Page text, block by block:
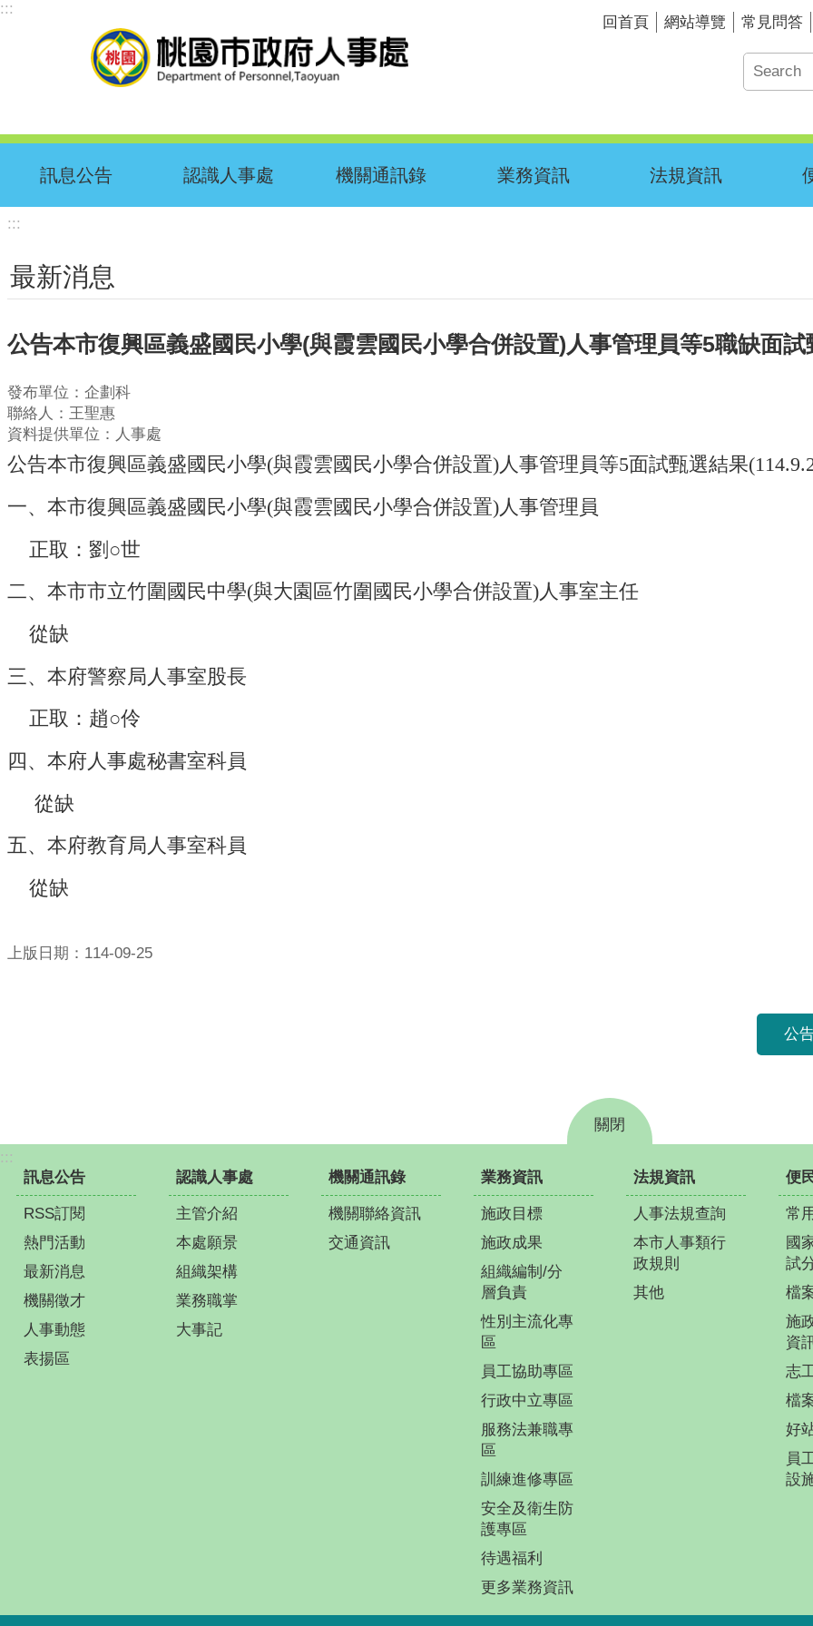
跳到主要內容區塊
:::
回首頁 網站導覽 常見問答
訊息公告 認識人事處 機關通訊錄 業務資訊 法規資訊
:::
最新消息
公告本市復興區義盛國民小學(與霞雲國民小學合併設置)人事管理員等5職缺面
發布單位：企劃科
聯絡人：王聖惠
資料提供單位：人事處
公告本市復興區義盛國民小學(與霞雲國民小學合併設置)人事管理員等5面試甄選結果
一、本市復興區義盛國民小學(與霞雲國民小學合併設置)人事管理員
正取：劉○世
二、本市市立竹圍國民中學(與大園區竹圍國民小學合併設置)人事室主任
從缺
三、本府警察局人事室股長
正取：趙○伶
四、本府人事處秘書室科員
從缺
五、本府教育局人事室科員
從缺
上版日期：114-09-25
公
關閉
:::
訊息公告
RSS訂閱
熱門活動
最新消息
機關徵才
人事動態
表揚區
認識人事處
主管介紹
本處願景
組織架構
業務職掌
大事記
機關通訊錄
機關聯絡資訊
交通資訊
業務資訊
施政目標
施政成果
組織編制/分
層負責
性別主流化專
區
員工協助專區
行政中立專區
服務法兼職專
區
訓練進修專區
安全及衛生防
護專區
待遇福利
更多業務資訊
法規資訊
人事法規查詢
本市人事類行
政規則
其他
便
常
國
試
檔
施
資
志
檔
好
員
設